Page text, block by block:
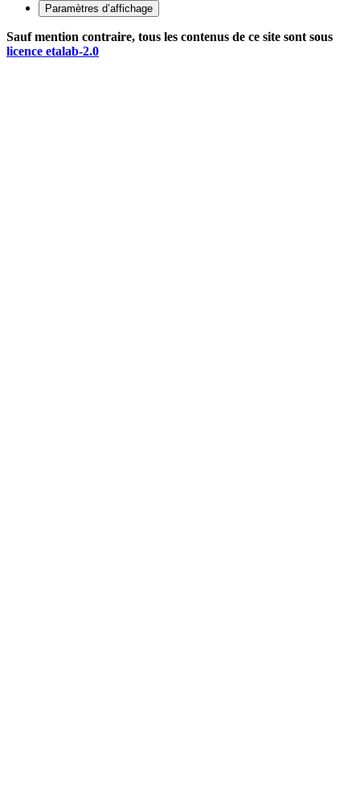
Paramètres d’affichage
Sauf mention contraire, tous les contenus de ce site sont sous
licence etalab-2.0